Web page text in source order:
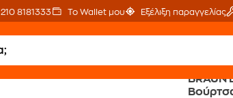
210 8181333 Το Wallet μου Εξέλιξη παραγγελίας
BRAUN
Public